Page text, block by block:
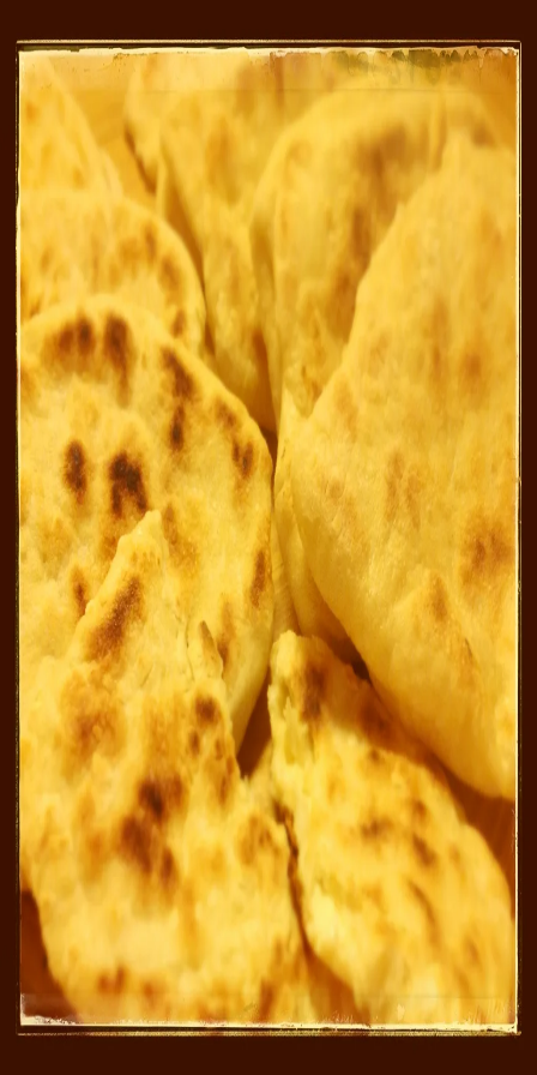
Traiteur
Tag
# Indienne
1recette
dans cette sélection.
Voir dans la recherche
Naans
3 h 5 min Facile Boulange
#boulang#Indienne plat